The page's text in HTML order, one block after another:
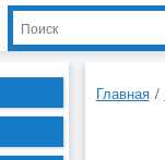
Главная /